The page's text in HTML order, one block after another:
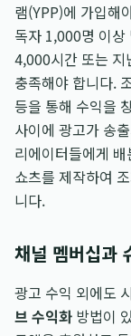
램(YPP)에 가입해
독자 1,000명 이
4,000시간 또는 지
충족해야 합니다.
등을 통해 수익을
사이에 광고가 송
리에이터들에게
쇼츠를 제작하여
니다.
채널 멤버십과
광고 수익 외에도
브 수익화 방법이